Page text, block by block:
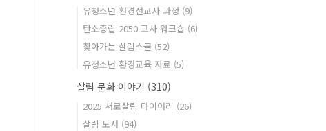
유청소년 환경선교사 과정 (9)
탄소중립 2050 교사 워크숍 (6)
찾아가는 살림스쿨 (52)
유청소년 환경교육 자료 (5)
살림 문화 이야기 (310)
2025 서로살림 다이어리 (26)
살림 도서 (94)